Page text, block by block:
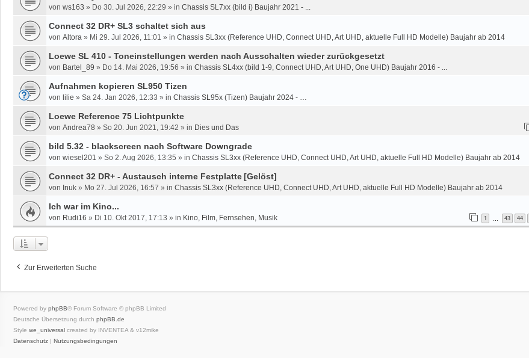
von ws163 » Do 30. Jul 2026, 22:29 » in Chassis SL7xx (bild i) Baujahr 2021 - ...
Connect 32 DR+ SL3 schaltet sich aus
von Altora » Mi 29. Jul 2026, 11:01 » in Chassis SL3xx (Reference UHD, Connect UHD, Art UHD, aktuelle Full HD Modelle) Baujahr ab 2014
Loewe SL 410 - Toneinstellungen werden nach Ausschalten wieder zurückgesetzt
von Bartel_89 » Do 14. Mai 2026, 19:56 » in Chassis SL4xx (bild 1-9, Connect UHD, Art UHD, One UHD) Baujahr 2016 - ...
Aufnahmen kopieren SL950 Tizen
von lilie » Sa 24. Jan 2026, 12:33 » in Chassis SL95x (Tizen) Baujahr 2024 - …
Loewe Reference 75 Lichtpunkte
von Andrea78 » So 20. Jun 2021, 19:42 » in Dies und Das
bild 5.32 - blackscreen nach Software Downgrade
von wiesel201 » So 2. Aug 2026, 13:35 » in Chassis SL3xx (Reference UHD, Connect UHD, Art UHD, aktuelle Full HD Modelle) Baujahr ab 2014
Connect 32 DR+ - Austausch interne Festplatte[Gelöst]
von Inuk » Mo 27. Jul 2026, 16:57 » in Chassis SL3xx (Reference UHD, Connect UHD, Art UHD, aktuelle Full HD Modelle) Baujahr ab 2014
Ich war im Kino...
von Rudi16 » Di 10. Okt 2017, 17:13 » in Kino, Film, Fernsehen, Musik 1 43 44
Zur Erweiterten Suche
Powered by phpBB® Forum Software © phpBB Limited
Deutsche Übersetzung durch phpBB.de
Style we_universal created by INVENTEA & v12mike
Datenschutz | Nutzungsbedingungen